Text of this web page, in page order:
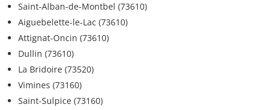
Saint-Alban-de-Montbel (73610)
Aiguebelette-le-Lac (73610)
Attignat-Oncin (73610)
Dullin (73610)
La Bridoire (73520)
Vimines (73160)
Saint-Sulpice (73160)